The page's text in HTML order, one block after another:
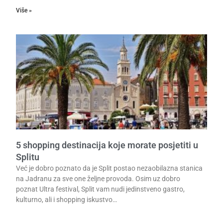
Više »
5 shopping destinacija koje morate posjetiti u
Splitu
Već je dobro poznato da je Split postao nezaobilazna stanica
na Jadranu za sve one željne provoda. Osim uz dobro
poznat Ultra festival, Split vam nudi jedinstveno gastro,
kulturno, ali i shopping iskustvo…